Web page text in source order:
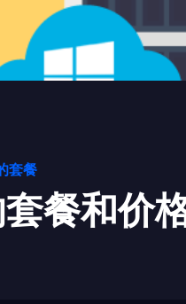
套餐
餐和价